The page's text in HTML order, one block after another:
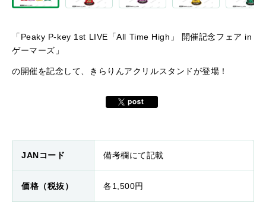
「Peaky P-key 1st LIVE「All Time High」 開催記念フェア in
ゲーマーズ」
の開催を記念して、きらりんアクリルスタンドが登場！
JANコード 備考欄にて記載
価格（税抜） 各1,500円